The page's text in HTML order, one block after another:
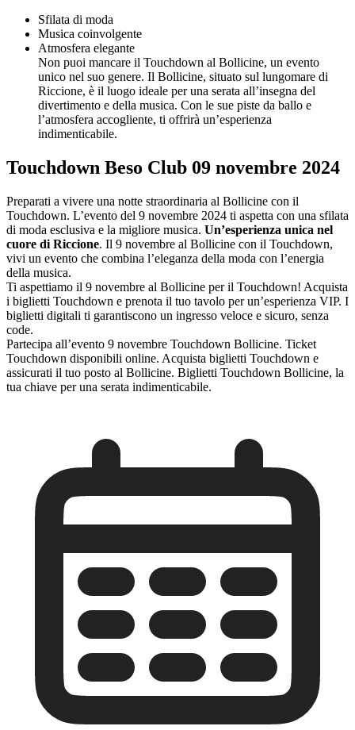
Sfilata di moda
Musica coinvolgente
Atmosfera elegante
Non puoi mancare il Touchdown al Bollicine, un evento
unico nel suo genere. Il Bollicine, situato sul lungomare di
Riccione, è il luogo ideale per una serata all’insegna del
divertimento e della musica. Con le sue piste da ballo e
l’atmosfera accogliente, ti offrirà un’esperienza
indimenticabile.
Touchdown Beso Club 09 novembre 2024
Preparati a vivere una notte straordinaria al Bollicine con il
Touchdown. L’evento del 9 novembre 2024 ti aspetta con una sfilata
di moda esclusiva e la migliore musica. Un’esperienza unica nel
cuore di Riccione. Il 9 novembre al Bollicine con il Touchdown,
vivi un evento che combina l’eleganza della moda con l’energia
della musica.
Ti aspettiamo il 9 novembre al Bollicine per il Touchdown! Acquista
i biglietti Touchdown e prenota il tuo tavolo per un’esperienza VIP. I
biglietti digitali ti garantiscono un ingresso veloce e sicuro, senza
code.
Partecipa all’evento 9 novembre Touchdown Bollicine. Ticket
Touchdown disponibili online. Acquista biglietti Touchdown e
assicurati il tuo posto al Bollicine. Biglietti Touchdown Bollicine, la
tua chiave per una serata indimenticabile.